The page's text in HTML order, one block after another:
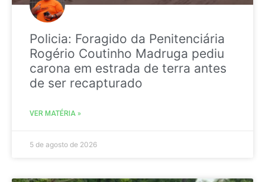
Policia: Foragido da Penitenciária
Rogério Coutinho Madruga pediu
carona em estrada de terra antes
de ser recapturado
VER MATÉRIA »
5 de agosto de 2026